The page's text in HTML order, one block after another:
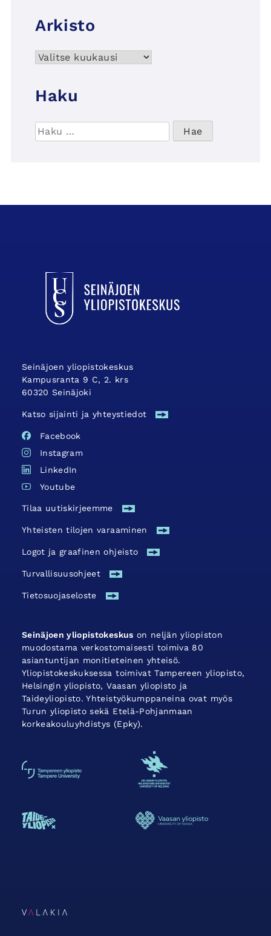
Arkisto
Arkisto
Haku
Haku:
Seinäjoen yliopistokeskus
Kampusranta 9 C, 2. krs
60320 Seinäjoki
Katso sijainti ja yhteystiedot
Facebook
Instagram
LinkedIn
Youtube
Tilaa uutiskirjeemme
Yhteisten tilojen varaaminen
Logot ja graafinen ohjeisto
Turvallisuus­ohjeet
Tietosuojaseloste
Seinäjoen yliopistokeskus on neljän yliopiston
muodostama verkostomaisesti toimiva 80
asiantuntijan monitieteinen yhteisö.
Yliopistokeskuksessa toimivat Tampereen yliopisto,
Helsingin yliopisto, Vaasan yliopisto ja
Taideyliopisto. Yhteistyökumppaneina ovat myös
Turun yliopisto sekä Etelä-Pohjanmaan
korkeakouluyhdistys (Epky).